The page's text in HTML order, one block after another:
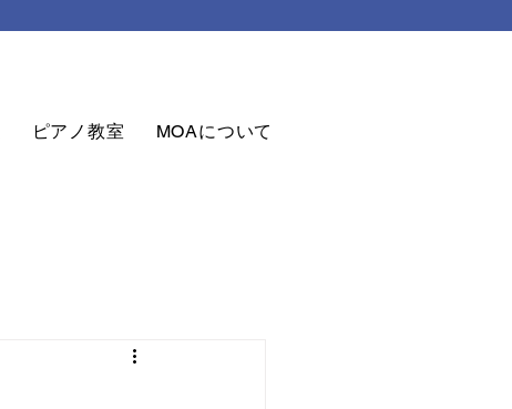
ピアノ教室 MOAについて